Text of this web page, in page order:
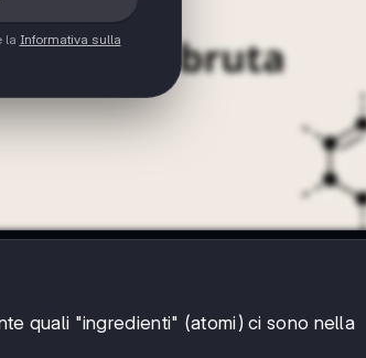
la Informativa sulla
quali "ingredienti" (atomi) ci sono nella